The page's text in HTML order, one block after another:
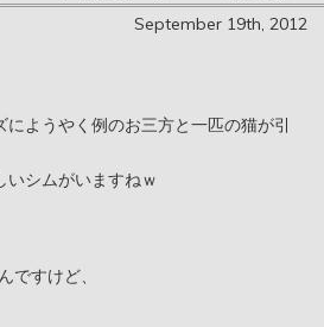
September 19th, 2012
ようやく例のお三方と一匹の猫が引
いシムがいますねｗ
ですけど、